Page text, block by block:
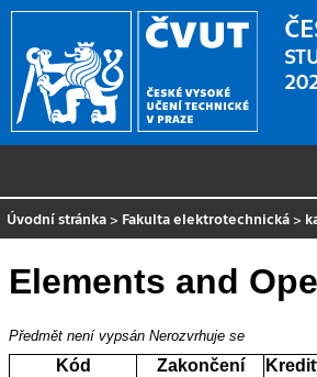
Úvodní stránka > Fakulta elektrotechnická >
Elements and
Předmět není vypsán Nerozvrhuje se
Kód Zakončení